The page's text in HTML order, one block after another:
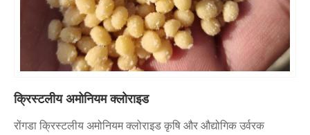
क्रिस्टलीय अमोनियम क्लोराइड
रोंगडा क्रिस्टलीय अमोनियम क्लोराइड कृषि और औद्योगिक उर्वरक